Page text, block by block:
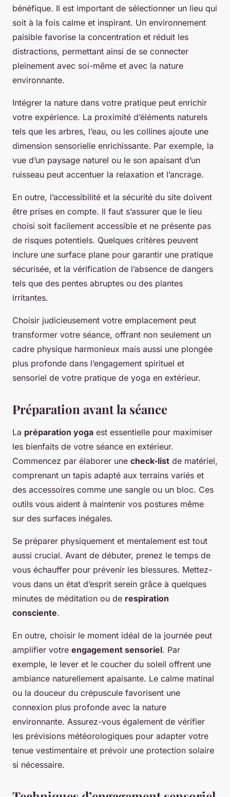
bénéfique. Il est important de sélectionner un lieu qui
soit à la fois calme et inspirant. Un environnement
paisible favorise la concentration et réduit les
distractions, permettant ainsi de se connecter
pleinement avec soi-même et avec la nature
environnante.
Intégrer la nature dans votre pratique peut enrichir
votre expérience. La proximité d’éléments naturels
tels que les arbres, l’eau, ou les collines ajoute une
dimension sensorielle enrichissante. Par exemple, la
vue d’un paysage naturel ou le son apaisant d’un
ruisseau peut accentuer la relaxation et l’ancrage.
En outre, l’accessibilité et la sécurité du site doivent
être prises en compte. Il faut s’assurer que le lieu
choisi soit facilement accessible et ne présente pas
de risques potentiels. Quelques critères peuvent
inclure une surface plane pour garantir une pratique
sécurisée, et la vérification de l’absence de dangers
tels que des pentes abruptes ou des plantes
irritantes.
Choisir judicieusement votre emplacement peut
transformer votre séance, offrant non seulement un
cadre physique harmonieux mais aussi une plongée
plus profonde dans l’engagement spirituel et
sensoriel de votre pratique de yoga en extérieur.
Préparation avant la séance
La préparation yoga est essentielle pour maximiser
les bienfaits de votre séance en extérieur.
Commencez par élaborer une check-list de matériel,
comprenant un tapis adapté aux terrains variés et
des accessoires comme une sangle ou un bloc. Ces
outils vous aident à maintenir vos postures même
sur des surfaces inégales.
Se préparer physiquement et mentalement est tout
aussi crucial. Avant de débuter, prenez le temps de
vous échauffer pour prévenir les blessures. Mettez-
vous dans un état d’esprit serein grâce à quelques
minutes de méditation ou de respiration
consciente.
En outre, choisir le moment idéal de la journée peut
amplifier votre engagement sensoriel. Par
exemple, le lever et le coucher du soleil offrent une
ambiance naturellement apaisante. Le calme matinal
ou la douceur du crépuscule favorisent une
connexion plus profonde avec la nature
environnante. Assurez-vous également de vérifier
les prévisions météorologiques pour adapter votre
tenue vestimentaire et prévoir une protection solaire
si nécessaire.